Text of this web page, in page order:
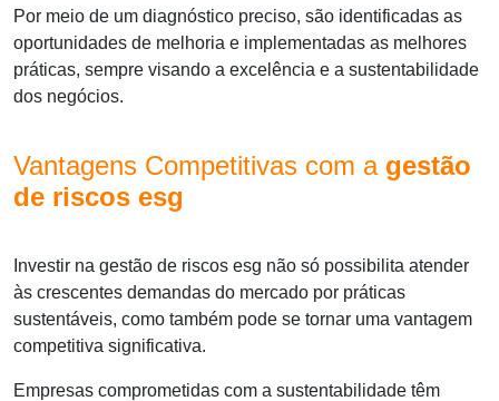
Por meio de um diagnóstico preciso, são identificadas as
oportunidades de melhoria e implementadas as melhores
práticas, sempre visando a excelência e a sustentabilidade
dos negócios.
Vantagens Competitivas com a gestão
de riscos esg
Investir na gestão de riscos esg não só possibilita atender
às crescentes demandas do mercado por práticas
sustentáveis, como também pode se tornar uma vantagem
competitiva significativa.
Empresas comprometidas com a sustentabilidade têm